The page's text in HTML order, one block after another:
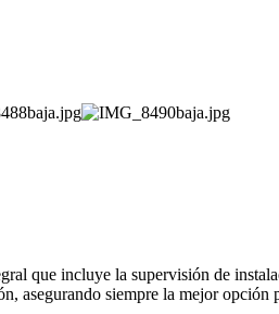
que incluye la supervisión de
asegurando siempre la mejor opción